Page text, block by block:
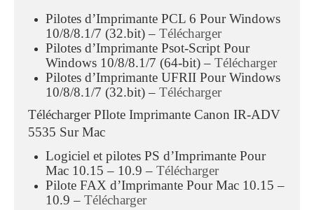
Pilotes d’Imprimante PCL 6 Pour Windows
10/8/8.1/7 (32.bit) – Télécharger
Pilotes d’Imprimante Psot-Script Pour
Windows 10/8/8.1/7 (64-bit) – Télécharger
Pilotes d’Imprimante UFRII Pour Windows
10/8/8.1/7 (32.bit) – Télécharger
Télécharger PIlote Imprimante Canon IR-ADV
5535 Sur Mac
Logiciel et pilotes PS d’Imprimante Pour
Mac 10.15 – 10.9 – Télécharger
Pilote FAX d’Imprimante Pour Mac 10.15 –
10.9 – Télécharger